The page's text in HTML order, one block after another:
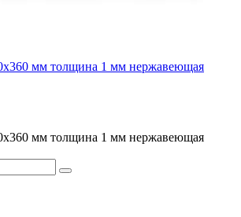
мм толщина 1 мм нержавеющая
мм толщина 1 мм нержавеющая